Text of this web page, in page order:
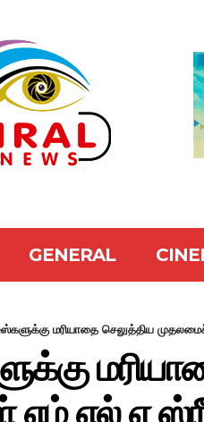
GENERAL
மரியாதை செலுத்திய
எம் எல் ஏ